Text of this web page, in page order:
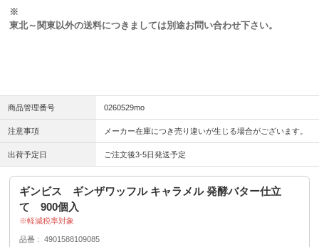
※
東北～関東以外の送料につきましては別途お問い合わせ下さい。
商品管理番号 0260529mo
注意事項 メーカー在庫につき売り違いが生じる場合がございます。
出荷予定日 ご注文後3-5日発送予定
ギンビス ギンザワッフル キャラメル 発酵バター仕立
て 900個入
軽減税率対象
品番
4901588109085